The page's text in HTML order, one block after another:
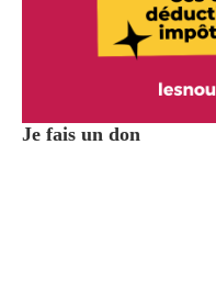
Je fais un don